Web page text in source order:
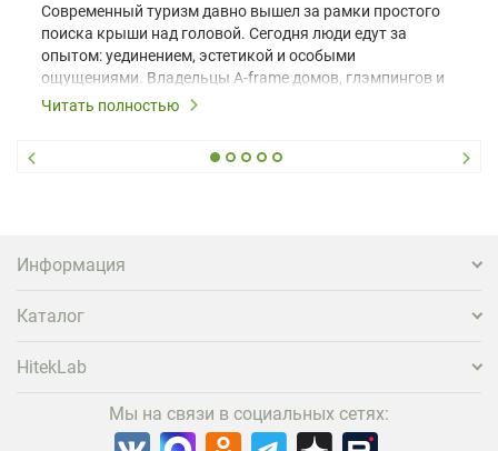
Современный туризм давно вышел за рамки простого
поиска крыши над головой. Сегодня люди едут за
опытом: уединением, эстетикой и особыми
ощущениями. Владельцы A-frame домов, глэмпингов и
шале понимают, что конкуренция растет, и
вернуться и поделиться впечатлениями в соцсетях,
проектора.
Читать полностью
Информация
Каталог
HitekLab
Мы на связи в социальных сетях: